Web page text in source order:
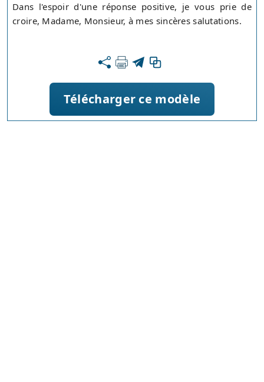
Dans l'espoir d'une réponse positive, je vous prie de
croire, Madame, Monsieur, à mes sincères salutations.
Télécharger ce modèle